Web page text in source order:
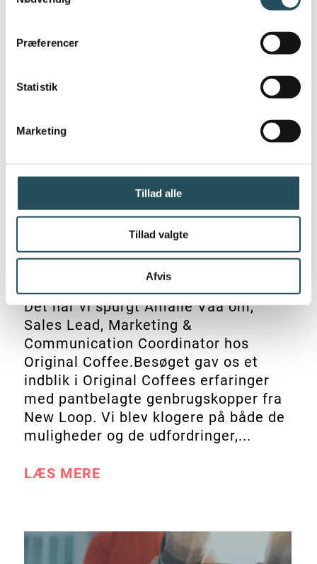
Præferencer
Statistik
Marketing
Tillad alle
Tillad valgte
Afvis
PÅ BESØG HOS ORIGINAL COFFEE:
Det har vi spurgt Amalie Vaa om,
Sales Lead, Marketing &
Communication Coordinator hos
Original Coffee.Besøget gav os et
indblik i Original Coffees erfaringer
med pantbelagte genbrugskopper fra
New Loop. Vi blev klogere på både de
muligheder og de udfordringer,...
LÆS MERE